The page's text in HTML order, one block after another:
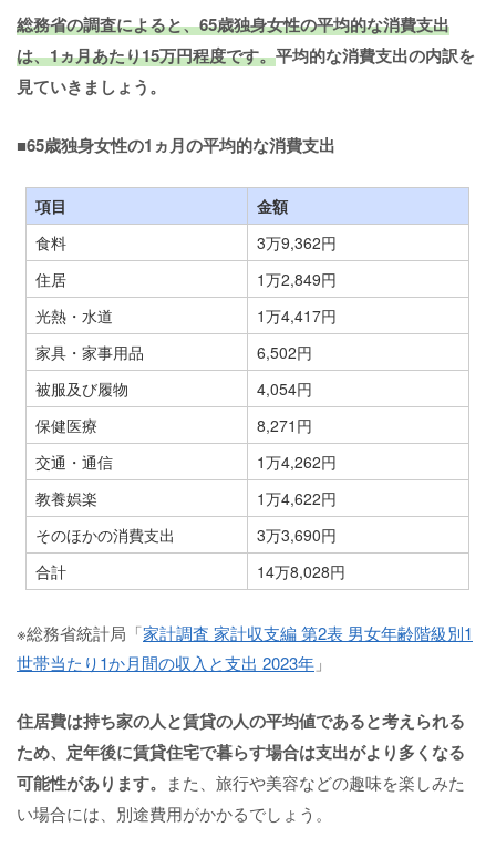
総務省の調査によると、65歳独身女性の平均的な消費支出
は、1ヵ月あたり15万円程度です。平均的な消費支出の内訳を
見ていきましょう。
■65歳独身女性の1ヵ月の平均的な消費支出
項目
金額
食料
3万9,362円
住居
1万2,849円
光熱・水道
1万4,417円
家具・家事用品
6,502円
被服及び履物
4,054円
保健医療
8,271円
交通・通信
1万4,262円
教養娯楽
1万4,622円
そのほかの消費支出
3万3,690円
合計
14万8,028円
※総務省統計局「家計調査 家計収支編 第2表 男女年齢階級別1
世帯当たり1か月間の収入と支出 2023年 」
住居費は持ち家の人と賃貸の人の平均値であると考えられる
ため、定年後に賃貸住宅で暮らす場合は支出がより多くなる
可能性があります。 また、旅行や美容などの趣味を楽しみた
い場合には、別途費用がかかるでしょう。